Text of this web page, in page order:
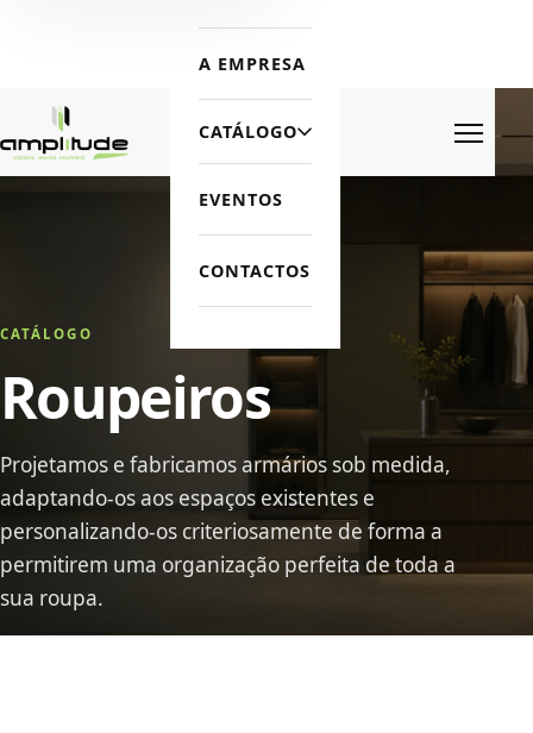
A EMPRESA
CATÁLOGO
EVENTOS
CONTACTOS
CATÁLOGO
Roupeiros
Projetamos e fabricamos armários sob medida,
adaptando-os aos espaços existentes e
personalizando-os criteriosamente de forma a
permitirem uma organização perfeita de toda a
sua roupa.